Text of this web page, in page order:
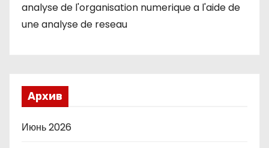
analyse de l'organisation numerique a l'aide de
une analyse de reseau
Архив
Июнь 2026